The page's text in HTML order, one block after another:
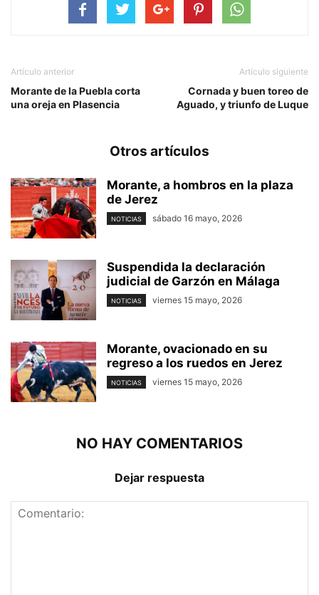
Artículo anterior
Morante de la Puebla corta
una oreja en Plasencia
Artículo siguiente
Cornada y buen toreo de
Aguado, y triunfo de Luque
Otros artículos
Morante, a hombros en la plaza
de Jerez
NOTICIAS sábado 16 mayo, 2026
Suspendida la declaración
judicial de Garzón en Málaga
NOTICIAS viernes 15 mayo, 2026
Morante, ovacionado en su
regreso a los ruedos en Jerez
NOTICIAS viernes 15 mayo, 2026
NO HAY COMENTARIOS
Dejar respuesta